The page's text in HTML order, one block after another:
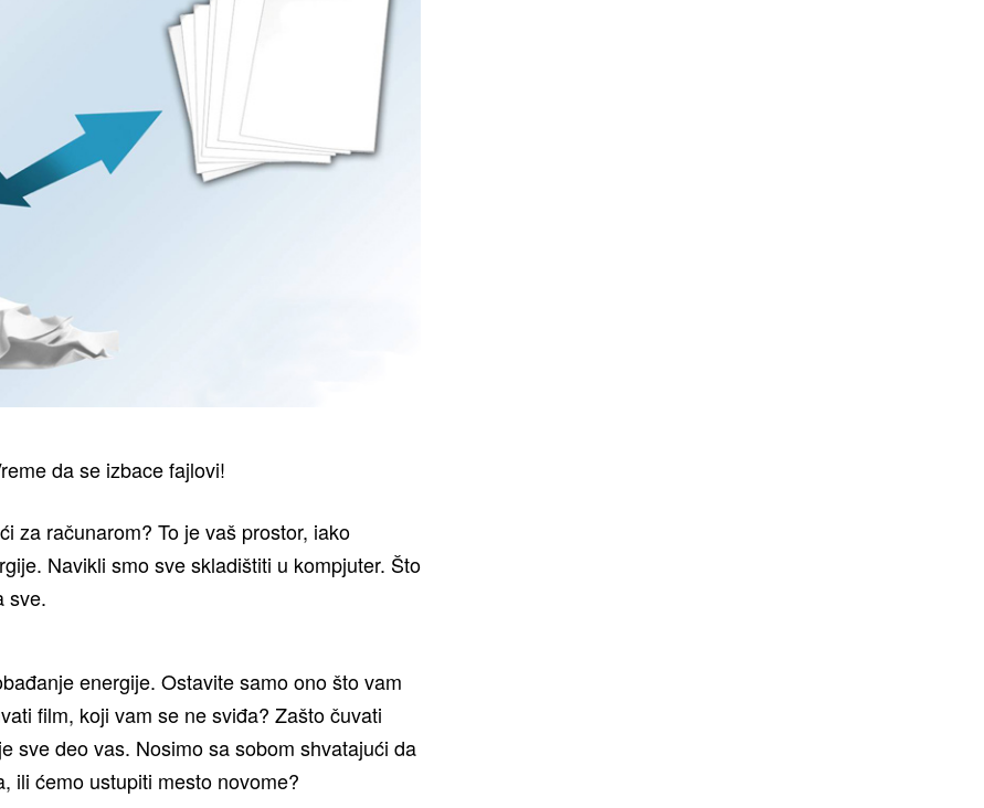
da se izbace fajlovi!
za računarom? To je vaš prostor, iako
Navikli smo sve skladištiti u kompjuter. Što
sve.
energije. Ostavite samo ono što vam
film, koji vam se ne sviđa? Zašto čuvati
sve deo vas. Nosimo sa sobom shvatajući da
ili ćemo ustupiti mesto novome?